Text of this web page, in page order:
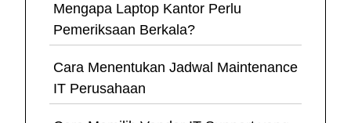
Mengapa Laptop Kantor Perlu
Pemeriksaan Berkala?
Cara Menentukan Jadwal Maintenance
IT Perusahaan